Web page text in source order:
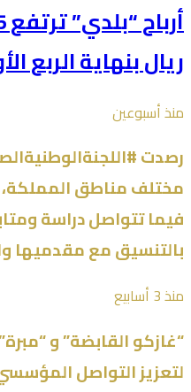
ريال بنهاية الربع
منذ أسبوعين
فيما تتواصل دراسة
بالتنسيق مع مقدميها
منذ 3 أسابيع
“غازكو القابضة” و
لتعزيز التواصل